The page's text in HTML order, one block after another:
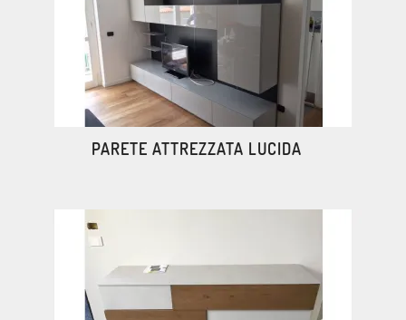
PARETE ATTREZZATA LUCIDA